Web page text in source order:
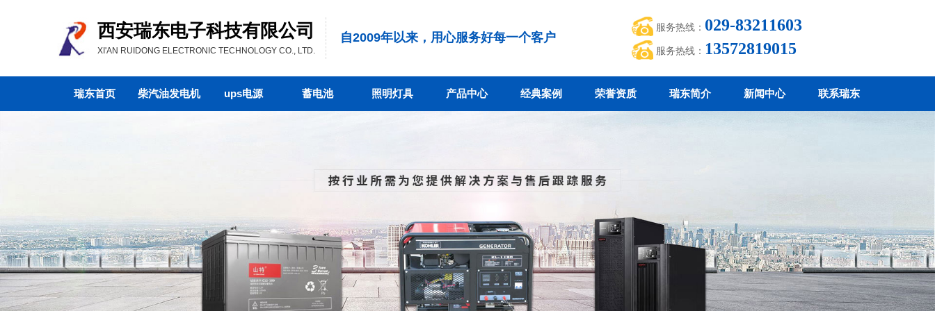
西安瑞东电子科技有限公司
XI'AN RUIDONG ELECTRONIC TECHNOLOGY CO., LTD.
自2009年以来，用心服务好每一个客户
服务热线： 029-83211603
服务热线： 13572819015
瑞东首页 柴汽油发电机 ups电源 蓄电池 照明灯具 产品中心 经典案例 荣誉资质 瑞东简介 新闻中心 联系瑞东